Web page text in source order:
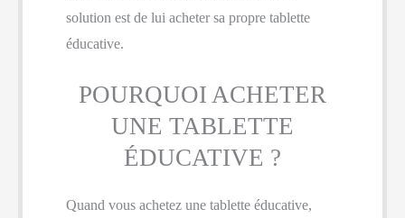
solution est de lui acheter sa propre tablette
éducative.
POURQUOI ACHETER
UNE TABLETTE
ÉDUCATIVE ?
Quand vous achetez une tablette éducative,